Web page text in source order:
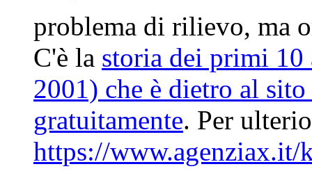
problema di rilievo, ma
C'è la storia dei primi
2001) che è dietro al
gratuitamente. Per
https://www.agenziax.it/